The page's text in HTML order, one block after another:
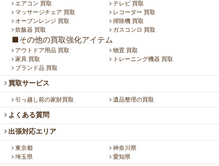
エアコン 買取
テレビ 買取
マッサージチェア 買取
レコーダー 買取
オーブンレンジ 買取
掃除機 買取
炊飯器 買取
ガスコンロ 買取
■その他の買取強化アイテム
アウトドア用品 買取
物置 買取
家具 買取
トレーニング機器 買取
ブランド品 買取
買取サービス
引っ越し前の家財買取 遺品整理の買取
よくある質問
出張対応エリア
東京都
神奈川県
埼玉県
愛知県